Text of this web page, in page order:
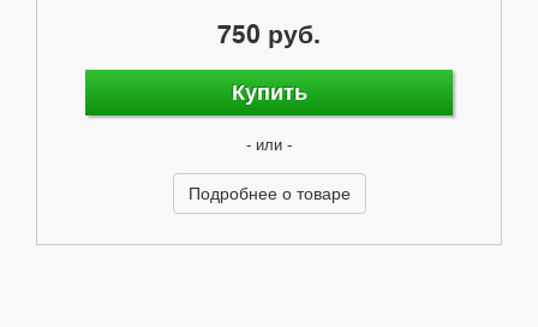
750 руб.
Купить
- или -
Подробнее о товаре